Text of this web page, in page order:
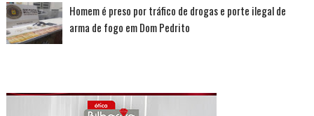
Homem é preso por tráfico de drogas e porte ilegal de
arma de fogo em Dom Pedrito